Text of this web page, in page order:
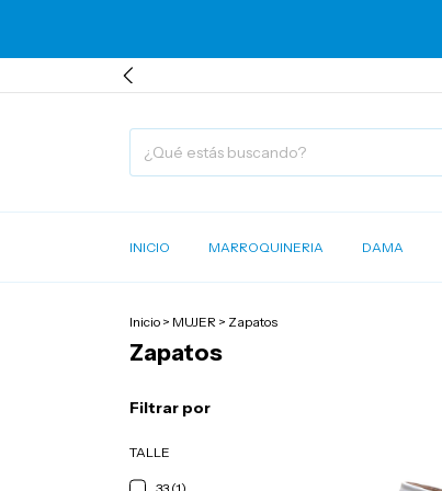
INICIO MARROQUINERIA DAMA
Inicio > MUJER > Zapatos
Zapatos
Filtrar por
TALLE